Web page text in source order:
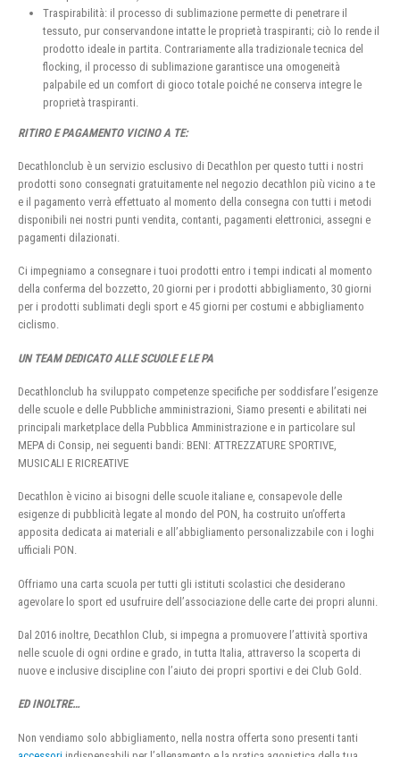
Traspirabilità: il processo di sublimazione permette di penetrare il
tessuto, pur conservandone intatte le proprietà traspiranti; ciò lo rende il
prodotto ideale in partita. Contrariamente alla tradizionale tecnica del
flocking, il processo di sublimazione garantisce una omogeneità
palpabile ed un comfort di gioco totale poiché ne conserva integre le
proprietà traspiranti.
RITIRO E PAGAMENTO VICINO A TE:
Decathlonclub è un servizio esclusivo di Decathlon per questo tutti i nostri
prodotti sono consegnati gratuitamente nel negozio decathlon più vicino a te
e il pagamento verrà effettuato al momento della consegna con tutti i metodi
disponibili nei nostri punti vendita, contanti, pagamenti elettronici, assegni e
pagamenti dilazionati.
Ci impegniamo a consegnare i tuoi prodotti entro i tempi indicati al momento
della conferma del bozzetto, 20 giorni per i prodotti abbigliamento, 30 giorni
per i prodotti sublimati degli sport e 45 giorni per costumi e abbigliamento
ciclismo.
UN TEAM DEDICATO ALLE SCUOLE E LE PA
Decathlonclub ha sviluppato competenze specifiche per soddisfare l’esigenze
delle scuole e delle Pubbliche amministrazioni, Siamo presenti e abilitati nei
principali marketplace della Pubblica Amministrazione e in particolare sul
MEPA di Consip, nei seguenti bandi: BENI: ATTREZZATURE SPORTIVE,
MUSICALI E RICREATIVE
Decathlon è vicino ai bisogni delle scuole italiane e, consapevole delle
esigenze di pubblicità legate al mondo del PON, ha costruito un’offerta
apposita dedicata ai materiali e all’abbigliamento personalizzabile con i loghi
ufficiali PON.
Offriamo una carta scuola per tutti gli istituti scolastici che desiderano
agevolare lo sport ed usufruire dell’associazione delle carte dei propri alunni.
Dal 2016 inoltre, Decathlon Club, si impegna a promuovere l’attività sportiva
nelle scuole di ogni ordine e grado, in tutta Italia, attraverso la scoperta di
nuove e inclusive discipline con l’aiuto dei propri sportivi e dei Club Gold.
ED INOLTRE…
Non vendiamo solo abbigliamento, nella nostra offerta sono presenti tanti